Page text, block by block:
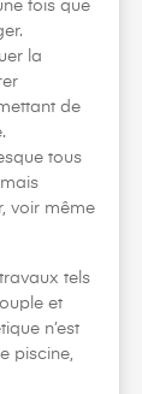
fois que
la
de
tous
voir même
tels
et
n’est
piscine,